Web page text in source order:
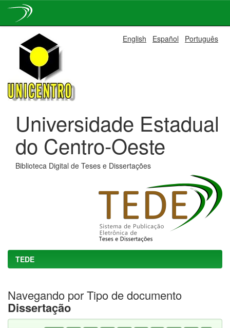
navigation
English Español Português
Universidade Estadual
do Centro-Oeste
Biblioteca Digital de Teses e Dissertações
TEDE
Navegando por Tipo de documento
Dissertação